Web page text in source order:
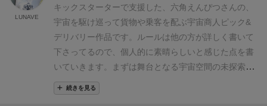
しなければなりません。 このタイルを一枚受け取りま
す。ちなみに探査報酬として4金もらえます。表にし
て配置したら自分の色のキューブ(ブイ)を置いて所有
権を主張できます。大航海時代でもそうでしたが、安
全でなくても、何があるか判明しているということは
航行上助けになります。
を８個準備し、１アクション事にボードにキューブを
配置、８個使ったら決算、もう１回８個使ったら決
算、最後に４個使って終わり、という流れになりま
す。（最後は決算なし）【セットアップ図。スタート
地点は真ん中じゃなく左下の「支星」からになりま
す】行えるアクション（キューブ消費）
の移動力数分コマを動かせます。移動先に何かあれば
けてしまう。固有名詞が当たり前のように頻出する割
に説明が少なく、説明書とニラメッコいったりきたり
時間がかかりました。チュートリアルを付けてほし
い、切実。 それでも1回プレイすればルールは把握
できました。ソロは２０回の行動回数のスコアアタッ
クで中々の難易度かもしれない。初回プレイでクリア
キックスターターで支援した、六角えんぴつさんの、
宇宙を駆け巡って貨物や乗客を配ぶ宇宙商人ピック&
デリバリー作品です。
ルールは他の方が詳しく書いて
下さってるので、個人的に素晴らしいと感じた点を書
いていきます。
まずは舞台となる宇宙空間の未探索マ
スに置くエーテル(宙域)タイルは、裏向きのタイルを
ランダムに選んで表にして配置なので、リプレイ性が
続きを見る
LUNAVE